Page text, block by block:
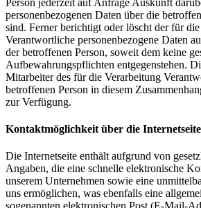
personenbezogenen Daten über die
sind. Ferner berichtigt oder löscht der für
Verantwortliche personenbezogene Daten
der betroffenen Person, soweit dem keine
Aufbewahrungspflichten entgegenstehen.
Mitarbeiter des für die Verarbeitung
betroffenen Person in diesem
zur Verfügung.
Kontaktmöglichkeit über die Internetseite
Die Internetseite enthält aufgrund von
Angaben, die eine schnelle elektronische
unserem Unternehmen sowie eine
uns ermöglichen, was ebenfalls eine
sogenannten elektronischen Post (E-Mail-